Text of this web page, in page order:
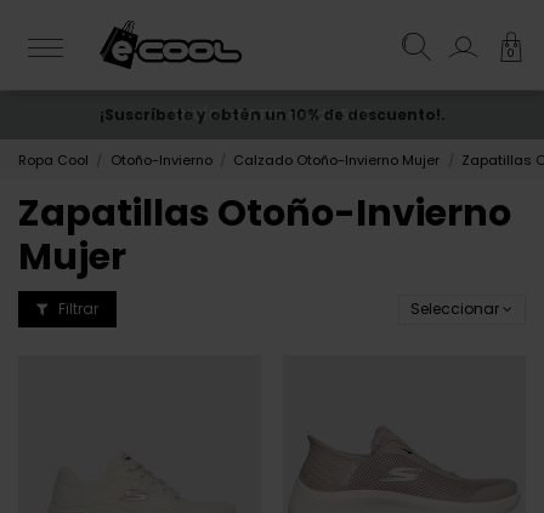
0
ENVÍO GRATIS desde 50€
¡Suscríbete y obtén un 10% de descuento!.
Ropa Cool Otoño-Invierno Calzado Otoño-Invierno Mujer Zapatillas
Zapatillas Otoño-Invierno
Mujer
Filtrar Seleccionar